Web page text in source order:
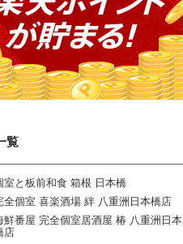
覧
室と板前和食 箱根 日本橋
全個室 喜楽酒場 絆 八重洲日本橋店
鮮番屋 完全個室居酒屋 椿 八重洲日本
店